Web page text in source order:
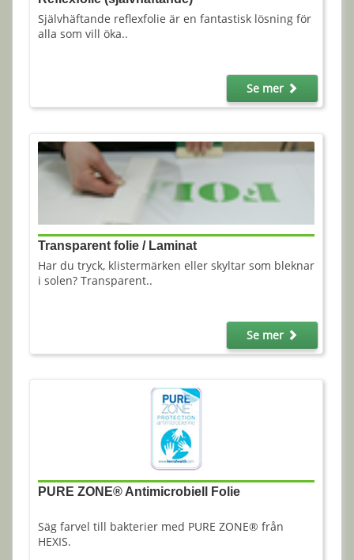
Självhäftande reflexfolie är en fantastisk lösning för
alla som vill öka..
Se mer
Transparent folie / Laminat
Har du tryck, klistermärken eller skyltar som bleknar
i solen? Transparent..
Se mer
PURE ZONE® Antimicrobiell Folie
Säg farvel till bakterier med PURE ZONE® från
HEXIS.